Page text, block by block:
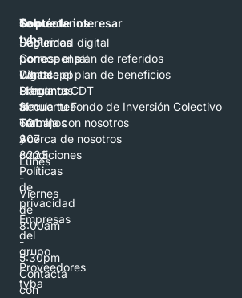
Contáctanos
Hablemos
por
Whatsapp
Llámanos
al
601
307
8223
Lunes
-
Viernes
de
8:00am
-
5:30pm
Contacta
con
Sobre
tyba
Corresponsal
Digital
Preguntas
frecuentes
Términos
y
condiciones
Políticas
de
privacidad
Empresas
del
grupo
Proveedores
tyba
Te puede interesar
Seguridad digital
Conoce el plan de referidos
Conoce el plan de beneficios
Simula tu CDT
Simula tu Fondo de Inversión Colectivo
Trabaja con nosotros
Acerca de nosotros